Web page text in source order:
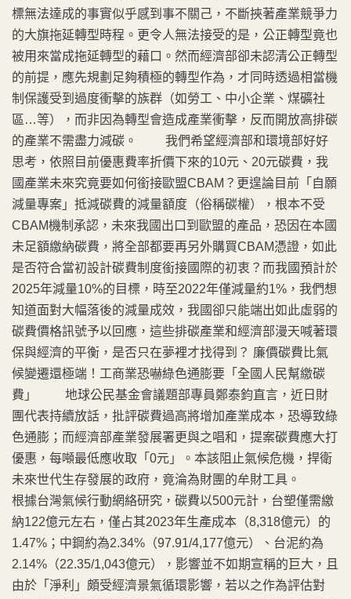
標無法達成的事實似乎感到事不關己，不斷挾著產業競爭力
的大旗拖延轉型時程。更令人無法接受的是，公正轉型竟也
被用來當成拖延轉型的藉口。然而經濟部卻未認清公正轉型
的前提，應先規劃足夠積極的轉型作為，才同時透過相當機
制保護受到過度衝擊的族群（如勞工、中小企業、煤礦社
區…等），而非因為轉型會造成產業衝擊，反而開放高排碳
的產業不需盡力減碳。 我們希望經濟部和環境部好好
思考，依照目前優惠費率折價下來的10元、20元碳費，我
國產業未來究竟要如何銜接歐盟CBAM？更遑論目前「自願
減量專案」抵減碳費的減量額度（俗稱碳權），根本不受
CBAM機制承認，未來我國出口到歐盟的產品，恐因在本國
未足額繳納碳費，將全部都要再另外購買CBAM憑證，如此
是否符合當初設計碳費制度銜接國際的初衷？而我國預計於
2025年減量10%的目標，時至2022年僅減量約1%，我們想
知道面對大幅落後的減量成效，我國卻只能端出如此虛弱的
碳費價格訊號予以回應，這些排碳產業和經濟部漫天喊著環
保與經濟的平衡，是否只在夢裡才找得到？ 廉價碳費比氣
候變遷還極端！工商業恐嚇綠色通膨要「全國人民幫繳碳
費」 地球公民基金會議題部專員鄭泰鈞直言，近日財
團代表持續放話，批評碳費過高將增加產業成本，恐導致綠
色通膨；而經濟部產業發展署更與之唱和，提案碳費應大打
優惠，每噸最低應收取「0元」。本該阻止氣候危機，捍衛
未來世代生存發展的政府，竟淪為財團的牟財工具。
根據台灣氣候行動網絡研究，碳費以500元計，台塑僅需繳
納122億元左右，僅占其2023年生產成本（8,318億元）的
1.47%；中鋼約為2.34%（97.91/4,177億元）、台泥約為
2.14%（22.35/1,043億元），影響並不如期宣稱的巨大，且
由於「淨利」頗受經濟景氣循環影響，若以之作為評估對